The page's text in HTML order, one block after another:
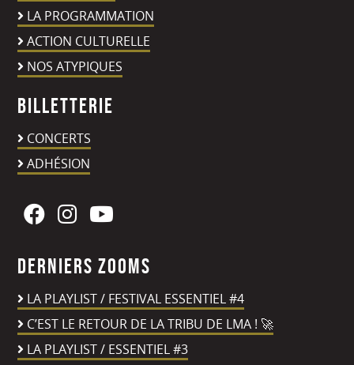
LA PROGRAMMATION
ACTION CULTURELLE
NOS ATYPIQUES
Billetterie
CONCERTS
ADHÉSION
Derniers zooms
LA PLAYLIST / FESTIVAL ESSENTIEL #4
C’EST LE RETOUR DE LA TRIBU DE LMA ! 🚀
LA PLAYLIST / ESSENTIEL #3